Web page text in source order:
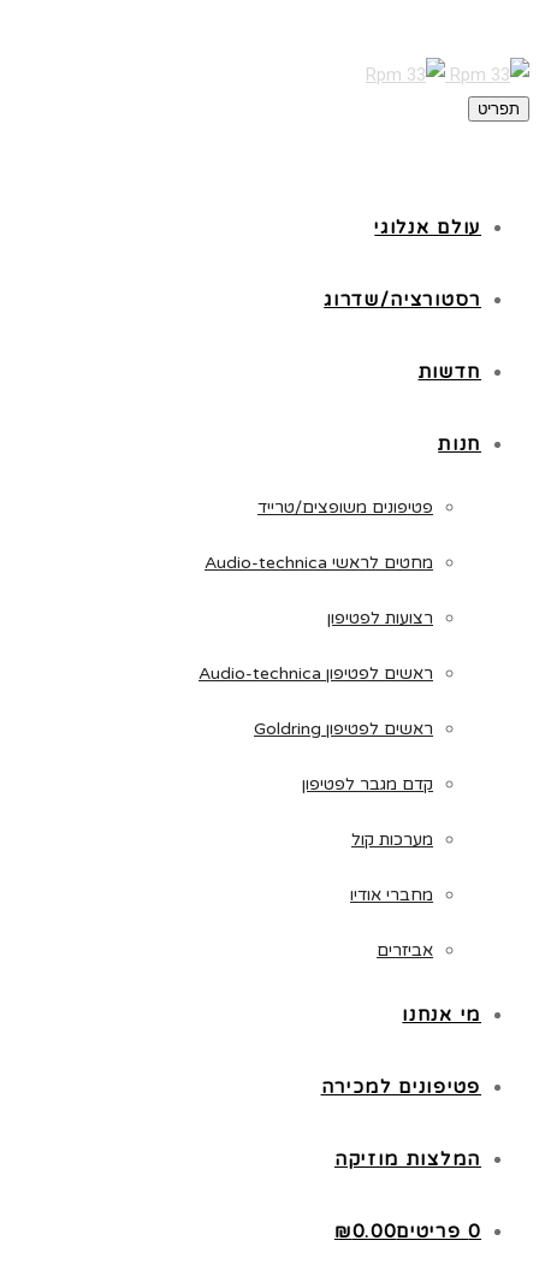
תפריט
עולם אנלוגי
רסטורציה/שדרוג
חדשות
חנות
פטיפונים משופצים/טרייד
מחטים לראשי Audio-technica
רצועות לפטיפון
ראשים לפטיפון Audio-technica
ראשים לפטיפון Goldring
קדם מגבר לפטיפון
מערכות קול
מחברי אודיו
אביזרים
מי אנחנו
פטיפונים למכירה
המלצות מוזיקה
0 פריטים ₪0.00